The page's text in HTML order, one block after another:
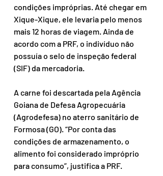
condições impróprias. Até chegar em
Xique-Xique, ele levaria pelo menos
mais 12 horas de viagem. Ainda de
acordo com a PRF, o indivíduo não
possuía o selo de inspeção federal
(SIF) da mercadoria.
A carne foi descartada pela Agência
Goiana de Defesa Agropecuária
(Agrodefesa) no aterro sanitário de
Formosa (GO). “Por conta das
condições de armazenamento, o
alimento foi considerado impróprio
para consumo”, justifica a PRF.